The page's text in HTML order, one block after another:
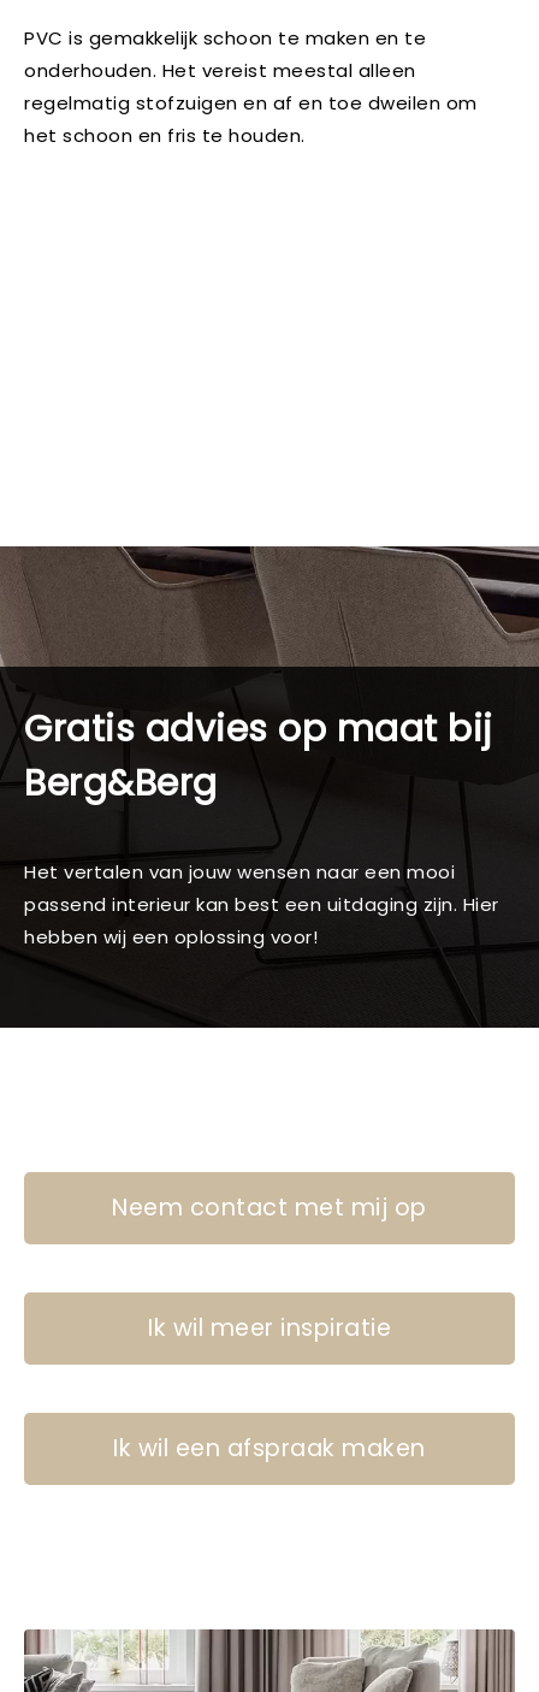
PVC is gemakkelijk schoon te maken en te
onderhouden. Het vereist meestal alleen
regelmatig stofzuigen en af en toe dweilen om
het schoon en fris te houden.
Gratis advies op maat bij
Berg&Berg
Het vertalen van jouw wensen naar een mooi
passend interieur kan best een uitdaging zijn. Hier
hebben wij een oplossing voor!
Neem contact met mij op
Ik wil meer inspiratie
Ik wil een afspraak maken